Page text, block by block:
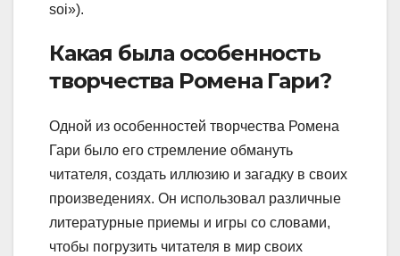
soi»).
Какая была особенность
творчества Ромена Гари?
Одной из особенностей творчества Ромена
Гари было его стремление обмануть
читателя, создать иллюзию и загадку в своих
произведениях. Он использовал различные
литературные приемы и игры со словами,
чтобы погрузить читателя в мир своих